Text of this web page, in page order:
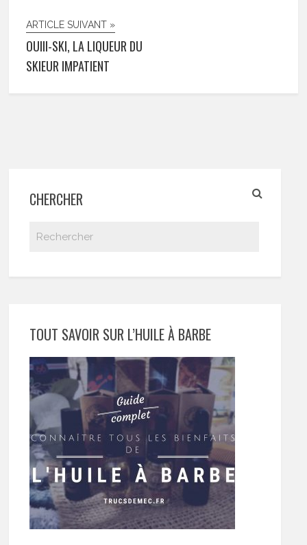
ARTICLE SUIVANT »
OUIII-SKI, LA LIQUEUR DU
SKIEUR IMPATIENT
CHERCHER
TOUT SAVOIR SUR L’HUILE À BARBE